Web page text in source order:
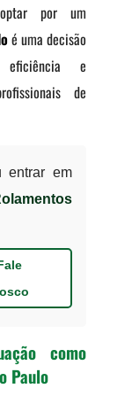
optar por um
é uma decisão
e
de
entrar em
como
Paulo